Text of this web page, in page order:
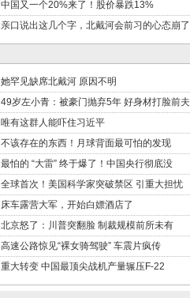
中国又一个20%来了！股价暴跌13%
亲口说出这几个字，北戴河会前习的心态崩了
她罕见缺席北戴河 原因不明
49岁左小青：被豪门抛弃5年 好身材打脸前夫
唯有这群人能吓住习近平
不该存在的东西！月球背面最可怕的发现
最怕的 “大雷” 终于爆了！中国央行彻底没
全球首次！美国科学家突破禁区 引重大担忧
床车露营大军，开始白嫖酒店了
北京怒了：川普突翻脸 制裁规模前所未有
高速公路惊见“裸女骑驾驶” 车震片疯传
重大转变 中国最顶尖战机产量辗压F-22